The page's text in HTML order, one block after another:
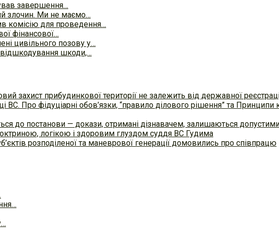
завершення…
злочин. Ми не маємо…
комісію для проведення…
фінансової…
цивільного позову у…
шкоди,…
захист прибудинкової території не залежить від державної
ВC. Про фідуціарні обов’язки, “правило ділового рішення” та Принципи
до постанови — докази, отримані дізнавачем, залишаються
логікою і здоровим глуздом суддя ВС Гудима
розподіленої та маневрової генерації домовились про співпрацю